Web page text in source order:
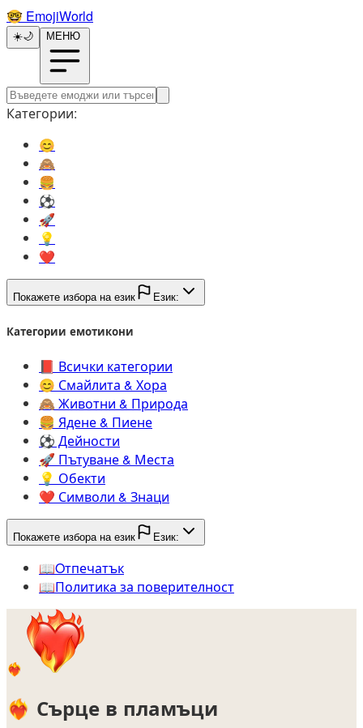
🤓️ EmojiWorld
☀️🌙 МЕНЮ
Категории:
😊️
🙈️
🍔️
⚽️
🚀️
💡️
❤️
Покажете избора на език Език:
Категории емотикони
📕️ Всички категории
😊️ Смайлита & Хора
🙈️ Животни & Природа
🍔️ Ядене & Пиене
⚽️ Дейности
🚀️ Пътуване & Места
💡️ Обекти
❤️ Символи & Знаци
Покажете избора на език Език:
📖️Oтпечатък
📖️Политика за поверителност
❤️‍🔥
❤️‍🔥 Сърце в пламъци